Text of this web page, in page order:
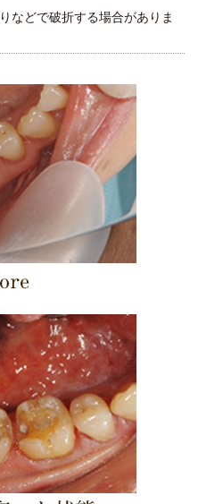
などで破折する場合がありま